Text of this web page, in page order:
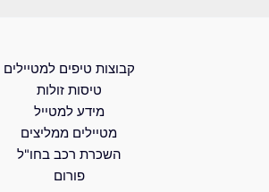
קבוצות טיפים למטיילים
טיסות זולות
מידע למטייל
מטיילים ממליצים
השכרת רכב בחו"ל
פורום